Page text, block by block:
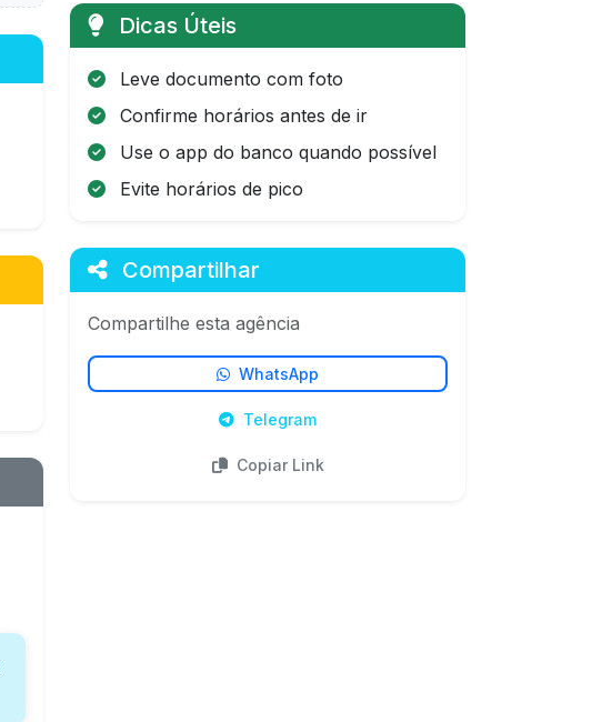
Dicas Úteis
Leve documento com foto
Confirme horários antes de ir
Use o app do banco quando possível
Evite horários de pico
Compartilhar
Compartilhe esta agência
WhatsApp
Telegram
Copiar Link